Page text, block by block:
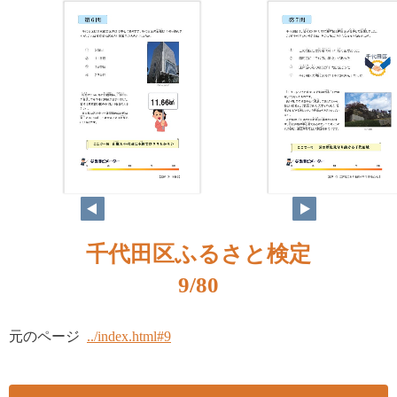
千代田区ふるさと検定
9/80
元のページ ../index.html#9